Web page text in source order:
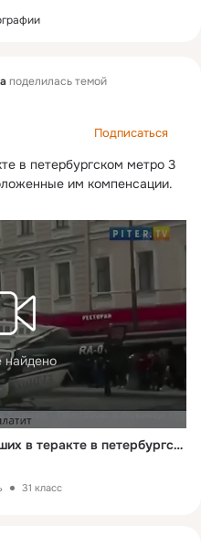
поделилась темой
Подписаться
в петербургском метро 3
им компенсации.
найдено
Компенсации для пострадавших в теракте в петербургском метро
31 класс